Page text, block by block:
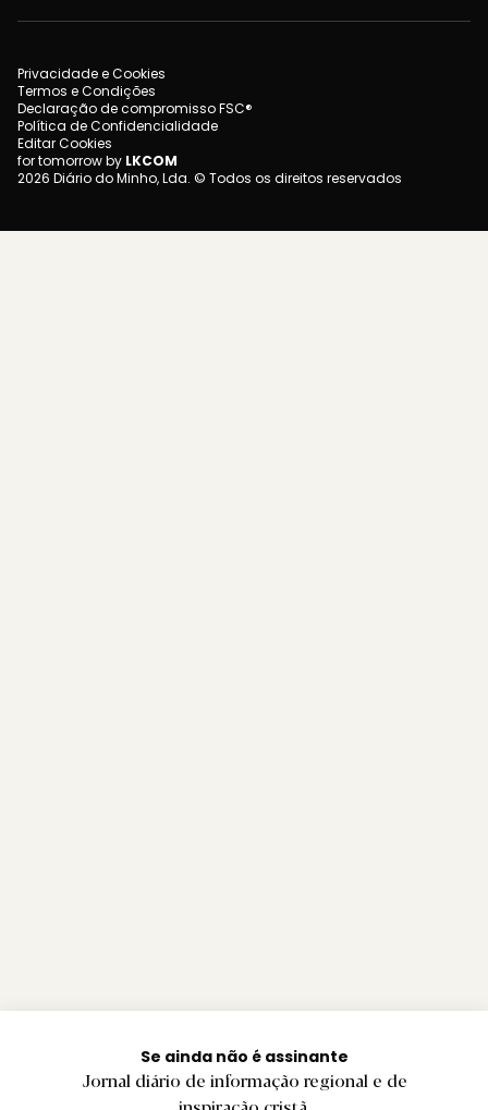
Se ainda não é assinante
Jornal diário de informação regional e de
Privacidade e Cookies
Termos e Condições
Declaração de compromisso FSC®
Política de Confidencialidade
Editar Cookies
for tomorrow by LKCOM
2026 Diário do Minho, Lda. © Todos os direitos reservados